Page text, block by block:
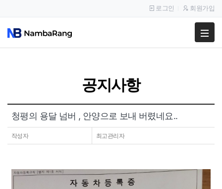
팔고
공지사항
이용후기
로그인 회원가입
공지사항
청평의 용달 넘버 , 안양으로 보내 버렸네요..
작성자 최고관리자